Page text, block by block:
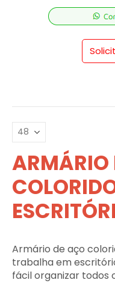
ARMÁRIO
Armário de aço
trabalha em
fácil organizar todos